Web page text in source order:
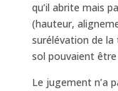
qu’il abrite mais
(hauteur,
surélévation de la
sol pouvaient
Le jugement n’a